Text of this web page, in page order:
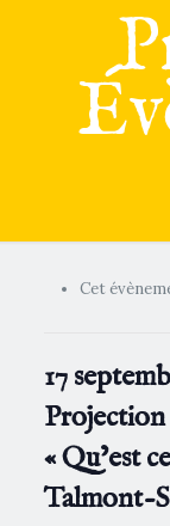
Cet
17
« Qu’est
Talmont-